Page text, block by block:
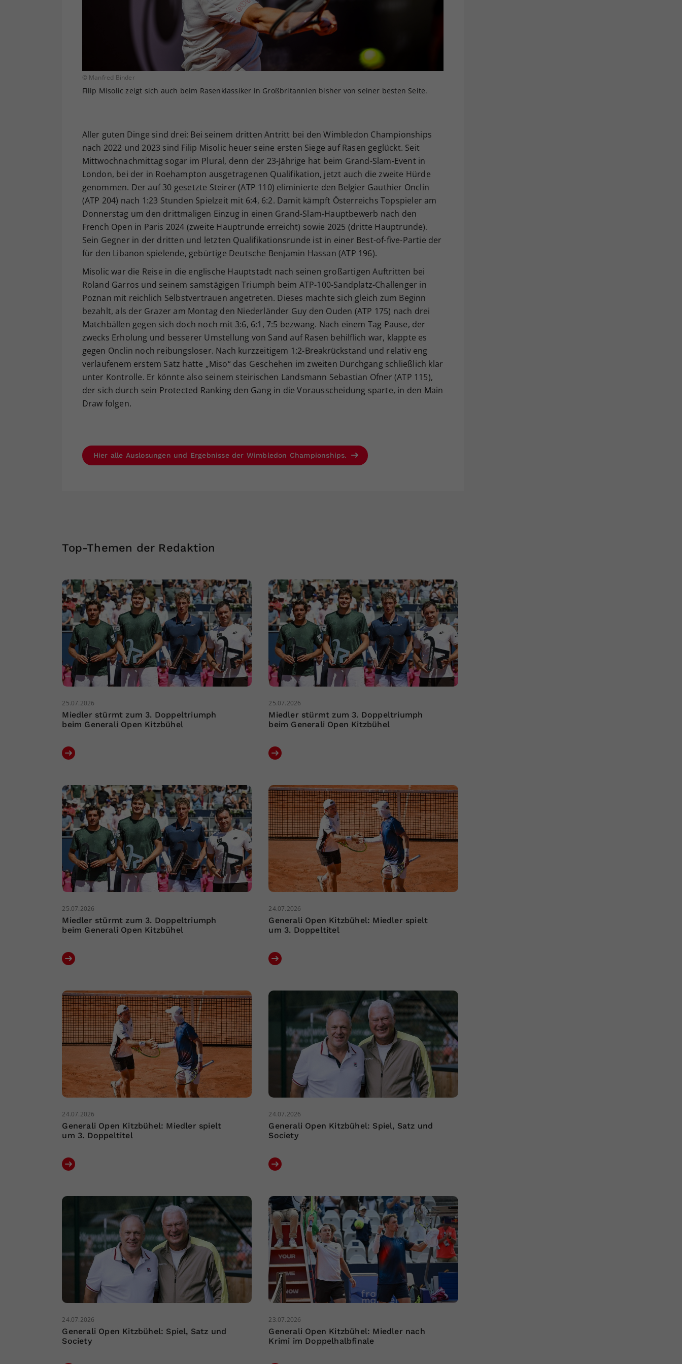
© Manfred Binder
Filip Misolic zeigt sich auch beim Rasenklassiker in Großbritannien bisher von seiner besten Seite.
Aller guten Dinge sind drei: Bei seinem dritten Antritt bei den Wimbledon Championships
nach 2022 und 2023 sind Filip Misolic heuer seine ersten Siege auf Rasen geglückt. Seit
Mittwochnachmittag sogar im Plural, denn der 23-Jährige hat beim Grand-Slam-Event in
London, bei der in Roehampton ausgetragenen Qualifikation, jetzt auch die zweite Hürde
genommen. Der auf 30 gesetzte Steirer (ATP 110) eliminierte den Belgier Gauthier Onclin
(ATP 204) nach 1:23 Stunden Spielzeit mit 6:4, 6:2. Damit kämpft Österreichs Topspieler am
Donnerstag um den drittmaligen Einzug in einen Grand-Slam-Hauptbewerb nach den
French Open in Paris 2024 (zweite Hauptrunde erreicht) sowie 2025 (dritte Hauptrunde).
Sein Gegner in der dritten und letzten Qualifikationsrunde ist in einer Best-of-five-Partie der
für den Libanon spielende, gebürtige Deutsche Benjamin Hassan (ATP 196).
Misolic war die Reise in die englische Hauptstadt nach seinen großartigen Auftritten bei
Roland Garros und seinem samstägigen Triumph beim ATP-100-Sandplatz-Challenger in
Poznan mit reichlich Selbstvertrauen angetreten. Dieses machte sich gleich zum Beginn
bezahlt, als der Grazer am Montag den Niederländer Guy den Ouden (ATP 175) nach drei
Matchbällen gegen sich doch noch mit 3:6, 6:1, 7:5 bezwang. Nach einem Tag Pause, der
zwecks Erholung und besserer Umstellung von Sand auf Rasen behilflich war, klappte es
gegen Onclin noch reibungsloser. Nach kurzzeitigem 1:2-Breakrückstand und relativ eng
verlaufenem erstem Satz hatte „Miso“ das Geschehen im zweiten Durchgang schließlich klar
unter Kontrolle. Er könnte also seinem steirischen Landsmann Sebastian Ofner (ATP 115),
der sich durch sein Protected Ranking den Gang in die Vorausscheidung sparte, in den Main
Draw folgen.
Hier alle Auslosungen und Ergebnisse der Wimbledon Championships.
Top-Themen der Redaktion
25.07.2026
Miedler stürmt zum 3. Doppeltriumph
beim Generali Open Kitzbühel
25.07.2026
Miedler stürmt zum 3. Doppeltriumph
beim Generali Open Kitzbühel
25.07.2026
Miedler stürmt zum 3. Doppeltriumph
beim Generali Open Kitzbühel
24.07.2026
Generali Open Kitzbühel: Miedler spielt
um 3. Doppeltitel
24.07.2026
Generali Open Kitzbühel: Miedler spielt
um 3. Doppeltitel
24.07.2026
Generali Open Kitzbühel: Spiel, Satz und
Society
24.07.2026
Generali Open Kitzbühel: Spiel, Satz und
Society
23.07.2026
Generali Open Kitzbühel: Miedler nach
Krimi im Doppelhalbfinale
Ihrer vorgenommen Einstellungen, falls der
Webseiten-Betreiber dies eingestellt hat.